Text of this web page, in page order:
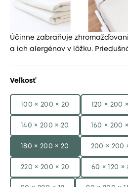
Účinne zabraňuje
a ich alergénov v lôžku.
Veľkosť
100 × 200 × 20 120 × 200
140 × 200 × 20 160 × 200
180 × 200 × 20 200 × 200
220 × 200 × 20 60 × 120 ×